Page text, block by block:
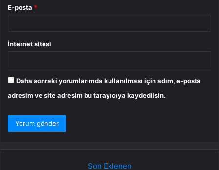
E-posta *
İnternet sitesi
Daha sonraki yorumlarımda kullanılması için adım, e-posta
adresim ve site adresim bu tarayıcıya kaydedilsin.
Son Eklenen